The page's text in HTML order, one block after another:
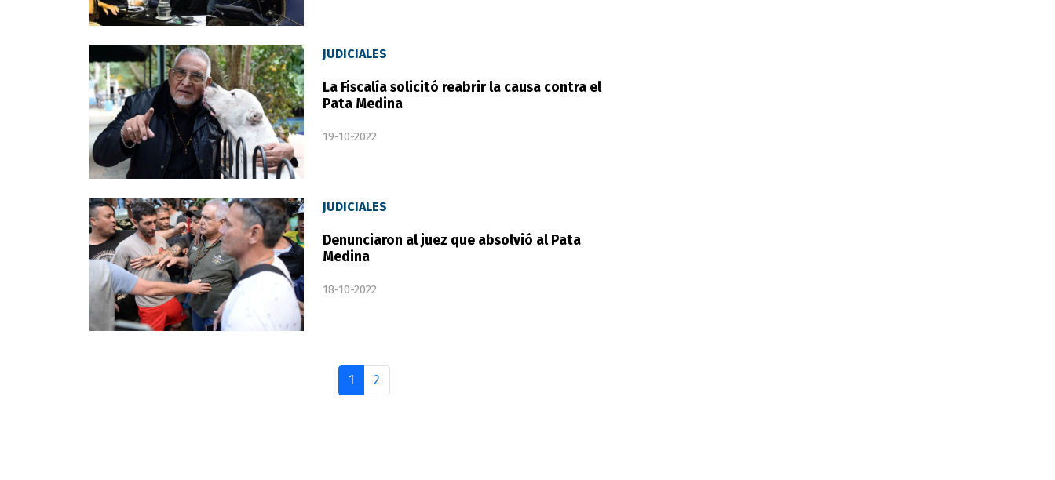
JUDICIALES
La Fiscalía solicitó reabrir la causa contra el
Pata Medina
19-10-2022
JUDICIALES
Denunciaron al juez que absolvió al Pata
Medina
18-10-2022
1 2